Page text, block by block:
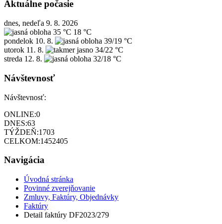
Aktuálne počasie
dnes, nedeľa 9. 8. 2026
35 °C 18 °C
pondelok 10. 8.
39/19 °C
utorok 11. 8.
34/22 °C
streda 12. 8. 32/18 °C
Návštevnosť
Návštevnosť:
ONLINE:0
DNES:63
TÝŽDEŇ:1703
CELKOM:1452405
Navigácia
Úvodná stránka
Povinné zverejňovanie
Zmluvy, Faktúry, Objednávky
Faktúry
Detail faktúry DF2023/279